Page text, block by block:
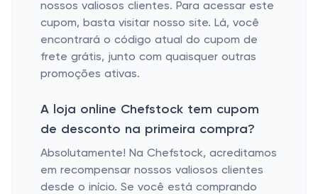
nossos valiosos clientes. Para acessar este
cupom, basta visitar nosso site. Lá, você
encontrará o código atual do cupom de
frete grátis, junto com quaisquer outras
promoções ativas.
A loja online Chefstock tem cupom
de desconto na primeira compra?
Absolutamente! Na Chefstock, acreditamos
em recompensar nossos valiosos clientes
desde o início. Se você está comprando